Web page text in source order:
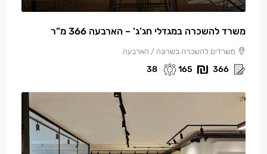
משרד להשכרה במגדלי חג’ג’ – הארבעה 366 מ”ר
משרדים להשכרה בשרונה / הארבעה
366
165
38